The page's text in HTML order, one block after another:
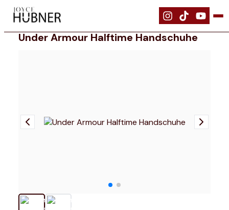
| Bekleidung Under Armour Halftime Handschuhe
Under Armour Halftime Handschuhe